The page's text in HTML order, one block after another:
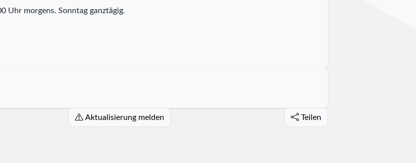
Uhr morgens. Sonntag ganztägig.
Aktualisierung melden Teilen